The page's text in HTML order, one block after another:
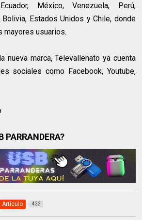
México, Venezuela, Perú,
Bolivia, Estados Unidos y Chile, donde
mayores usuarios.
nueva marca, Televallenato ya cuenta
sociales como Facebook, Youtube,
PARRANDERA?
Artículo 432